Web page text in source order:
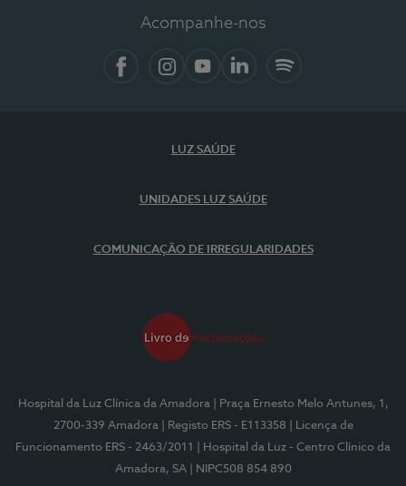
Acompanhe-nos
LUZ SAÚDE
UNIDADES LUZ SAÚDE
COMUNICAÇÃO DE IRREGULARIDADES
Hospital da Luz Clínica da Amadora
| Praça Ernesto Melo Antunes, 1,
2700-339 Amadora
| Registo ERS - E113358
| Licença de
Funcionamento ERS - 2463/2011
| Hospital da Luz - Centro Clínico da
Amadora, SA
| NIPC508 854 890